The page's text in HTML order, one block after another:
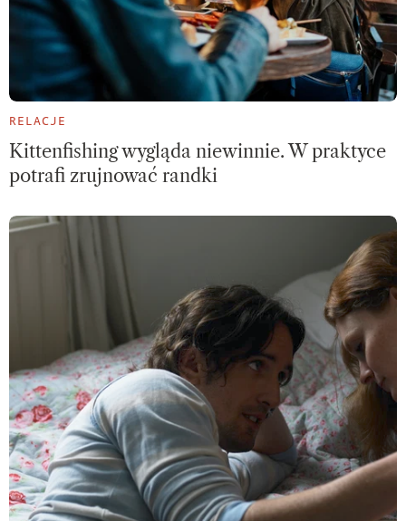
RELACJE
Kittenfishing wygląda niewinnie. W praktyce
potrafi zrujnować randki